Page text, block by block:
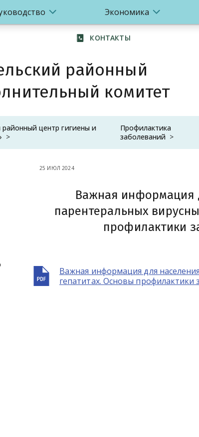
Экономика
КОНТАКТЫ
районный
комитет
центр гигиены и
Профилактика
заболеваний
25 ИЮЛ 2024
Важная информация
парентеральных
профилактики
Важная информация для
гепатитах. Основы профилактики